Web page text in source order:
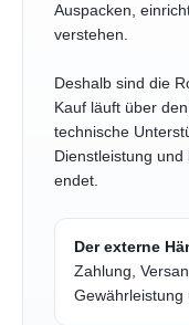
Auspacken,
verstehen.
Deshalb sind die
Kauf läuft über
technische
Dienstleistung
endet.
Der externe
Zahlung,
Gewährleistung